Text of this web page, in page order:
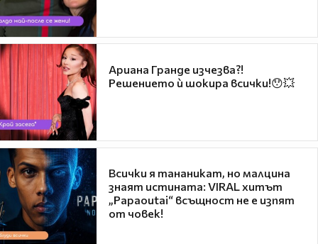
Ариана Гранде изчезва?!
Решението ѝ шокира всички!😯💥
Всички я тананикат, но малцина
знаят истината: VIRAL хитът
„Papaoutai“ всъщност не е изпят
от човек!